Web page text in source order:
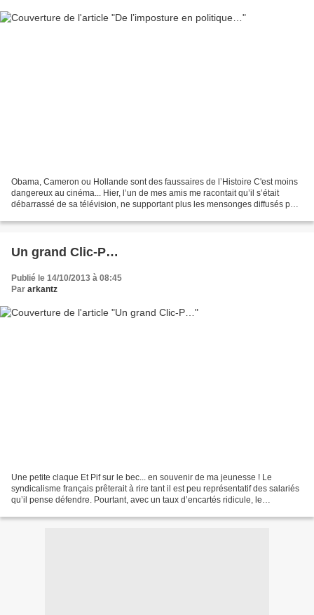
Obama, Cameron ou Hollande sont des faussaires de l’Histoire C'est moins
dangereux au cinéma... Hier, l’un de mes amis me racontait qu’il s’était
débarrassé de sa télévision, ne supportant plus les mensonges diffusés par
Un grand Clic-P…
Publié le 14/10/2013 à 08:45
Par arkantz
Une petite claque Et Pif sur le bec... en souvenir de ma jeunesse ! Le
syndicalisme français prêterait à rire tant il est peu représentatif des salariés
qu’il pense défendre. Pourtant, avec un taux d’encartés ridicule, le